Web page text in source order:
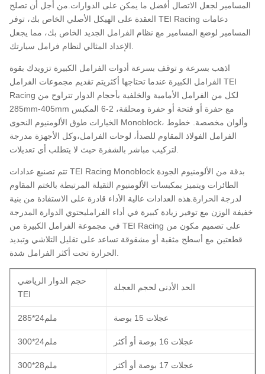
المسامير لجعل الاتصال أفضل ما يمكن على الدوارات.من أجل أن تصلح
العقدة على الهيكل الأصلي الخاص بك، توفر TEI Racing دعامات
المسامير لوضع المسامير مع نظام الفرامل الجديد الخاص بك، مما يجعل
الإعداد المثالي لنظام فرامل سيارتك.
اذهب بسرعة و توقف بسرعة أدوات الفرامل الكبيرة تزويدك بقوة
الفرامل الكبيرة عندما تحتاجها أكثريتم تقديم مجموعات الفرامل TEI
Racing لكل من الفرامل الأمامية والخلفية بأحجام الدوار تتراوح من
285mm-405mm مع حفرة أو فتحة أو حفرة ومحلقة، 2-6 المكبس
الخيارات طوق الألومنيوم النحوى Monoblock، وألوان مخصصة. خطوط
الفرامل الفولاذ المقاوم للصدأ، لوحات الفرامل،وكل الأجهزة مدرجة
لتركيب مباشر بالشفرة حيث لا يتطلب أي تعديلات.
تتم تصنيع عدادات TEI Racing Monoblock بدقة من الألومنيوم الجودة
الطائرات ويتميز بمكبسات الألومنيوم الثقيلة المرتبطة بالختم المقاوم
لدرجة الحرارة.هذه العدادات عالية الأداء قادرة على الاستفادة من بنية
خفيفة الوزن مع توفير زيادة كبيرة في أداء الفرامليحتوي الدوارة المدرجة
في مجموعة الفرامل الكبيرة من TEI Racing على تصميم مكون من
قطعتين مع أسطح مثقبة أو مشقوقة تساعد على تقليل التلاشي وتبديد
الحرارة تحت أكثر الفرامل شدة.
حجم الدوار الرياضي
TEI
الحد الأدنى لحجم العجلة
285*24ملم عجلات 15 بوصة
300*24ملم عجلات 16 بوصة أو أكثر
300*28ملم عجلات 17 بوصة أو أكثر